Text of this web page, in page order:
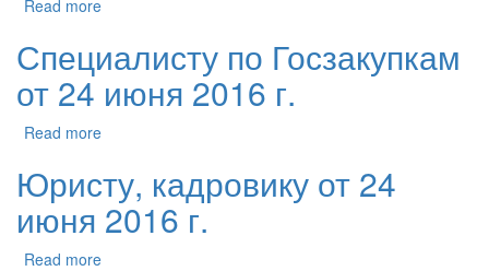
Read more
Специалисту по Госзакупкам
от 24 июня 2016 г.
Read more
Юристу, кадровику от 24
июня 2016 г.
Read more